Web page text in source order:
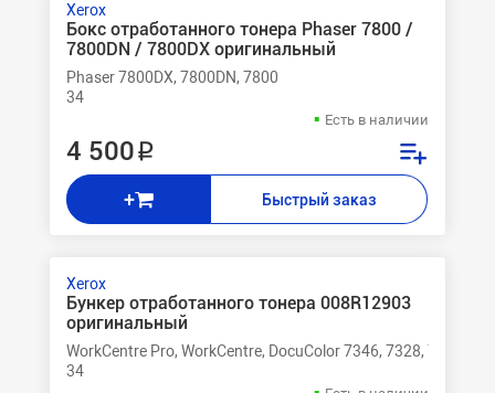
Xerox
Бокс отработанного тонера Phaser 7800 /
7800DN / 7800DX оригинальный
Phaser 7800DX, 7800DN, 7800
34
Есть в наличии
4 500 ₽
+ Быстрый заказ
Xerox
Бункер отработанного тонера 008R12903
оригинальный
WorkCentre Pro, WorkCentre, DocuColor 7346, 7328, 7245,
34